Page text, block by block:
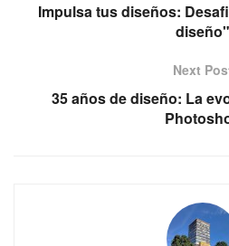
Impulsa tus diseños:
diseño"
Next
35 años de diseño: La